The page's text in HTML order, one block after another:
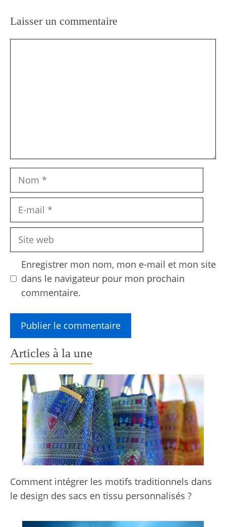
Laisser un commentaire
Nom
Site
Enregistrer mon nom, mon e-mail et mon site
dans le navigateur pour mon prochain
commentaire.
Articles à la une
Comment intégrer les motifs traditionnels dans
le design des sacs en tissu personnalisés ?